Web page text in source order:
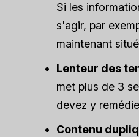
Si les
s'agir, par
maintenant
Lenteur des
met plus de 3
devez y
Contenu